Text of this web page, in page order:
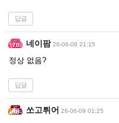
답글
네이팜 26-06-08 21:15
정상 없음?
답글
쏘고튀어 26-06-09 01:25